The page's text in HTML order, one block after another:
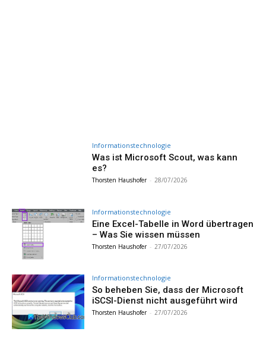
Informationstechnologie
Was ist Microsoft Scout, was kann
es?
Thorsten Haushofer - 28/07/2026
Informationstechnologie
Eine Excel-Tabelle in Word übertragen
– Was Sie wissen müssen
Thorsten Haushofer - 27/07/2026
Informationstechnologie
So beheben Sie, dass der Microsoft
iSCSI-Dienst nicht ausgeführt wird
Thorsten Haushofer - 27/07/2026